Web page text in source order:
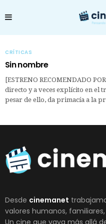
CRÍTICAS
Sin nombre
[ESTRENO RECOMENDADO
directo y a veces explícito en el
pesar de ello, da primacía a la
Desde cinemanet
valores humanos,